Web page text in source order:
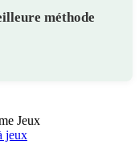
méthode
Jeux
jeux